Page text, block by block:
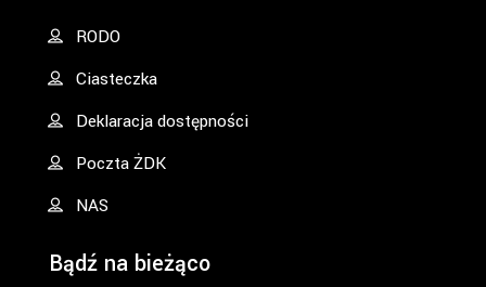
RODO
Ciasteczka
Deklaracja dostępności
Poczta ŻDK
NAS
Bądź na bieżąco